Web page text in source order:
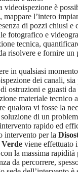
videoispezione è
mappare l’intero
di pozzi chiusi e
fotografico e
tecnica,
risolvere e fornire
in qualsiasi
dei canali, sia
ostruzioni e guasti da
materiale tecnico
qualora vi fosse la
di un
rapido ed
intervento per la
viene effettuato
la massima rapidità
da percorrere,